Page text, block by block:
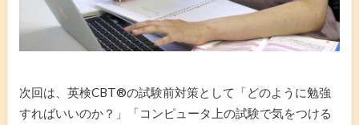
次回は、英検CBT®️の試験前対策として「どのように勉強
すればいいのか？」「コンピュータ上の試験で気をつける